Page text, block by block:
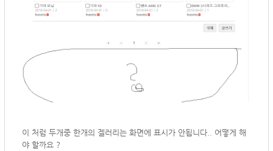
이 처럼 두개중 한개의 겔러리는 화면에 표시가 안됩니다.. 어떻게 해
야 할까요 ?